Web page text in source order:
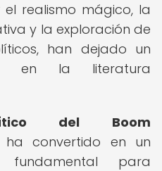
realismo mágico, la
y la exploración de
han dejado un
en la literatura
del Boom
ha convertido en un
para